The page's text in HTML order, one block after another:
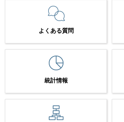
よくある質問
統計情報